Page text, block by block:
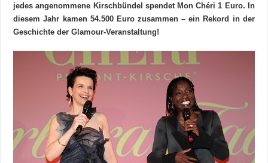
jedes angenommene Kirschbündel spendet Mon Chéri 1 Euro. In
diesem Jahr kamen 54.500 Euro zusammen – ein Rekord in der
Geschichte der Glamour-Veranstaltung!